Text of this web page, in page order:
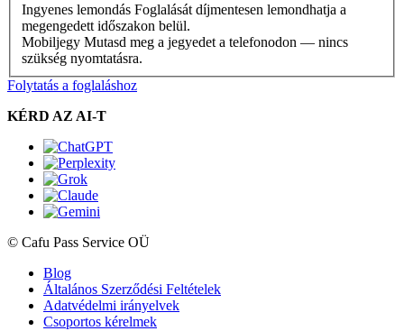
Ingyenes lemondás Foglalását díjmentesen lemondhatja a
megengedett időszakon belül.
Mobiljegy Mutasd meg a jegyedet a telefonodon — nincs
szükség nyomtatásra.
Folytatás a foglaláshoz
KÉRD AZ AI-T
© Cafu Pass Service OÜ
Blog
Általános Szerződési Feltételek
Adatvédelmi irányelvek
Csoportos kérelmek